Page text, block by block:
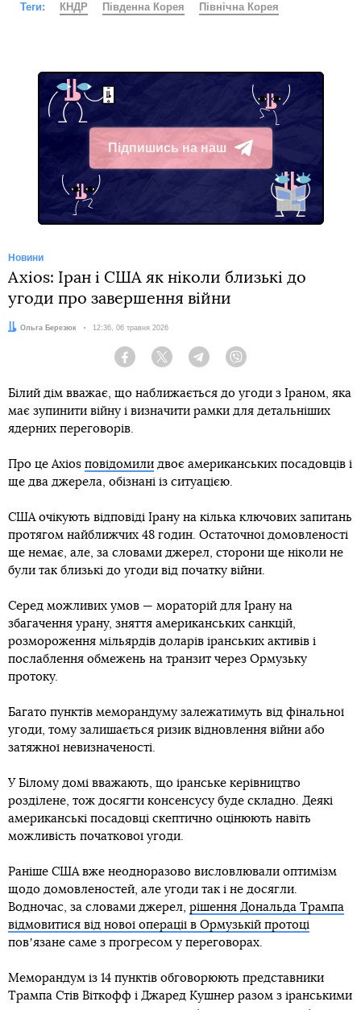
Теги: КНДР Південна Корея Північна Корея
Підпишись на наш
Telegram
Новини
Axios: Іран і США як ніколи близькі до
угоди про завершення війни
Автор:
Ольга Березюк Дата:
12:36, 06 травня 2026
Facebook Twitter Telegram
Білий дім вважає, що наближається до угоди з Іраном, яка
має зупинити війну і визначити рамки для детальніших
ядерних переговорів.
Про це Axios повідомили двоє американських посадовців і
ще два джерела, обізнані із ситуацією.
США очікують відповіді Ірану на кілька ключових запитань
протягом найближчих 48 годин. Остаточної домовленості
ще немає, але, за словами джерел, сторони ще ніколи не
були так близькі до угоди від початку війни.
Серед можливих умов — мораторій для Ірану на
збагачення урану, зняття американських санкцій,
розмороження мільярдів доларів іранських активів і
послаблення обмежень на транзит через Ормузьку
протоку.
Багато пунктів меморандуму залежатимуть від фінальної
угоди, тому залишається ризик відновлення війни або
затяжної невизначеності.
У Білому домі вважають, що іранське керівництво
розділене, тож досягти консенсусу буде складно. Деякі
американські посадовці скептично оцінюють навіть
можливість початкової угоди.
Раніше США вже неодноразово висловлювали оптимізм
щодо домовленостей, але угоди так і не досягли.
Водночас, за словами джерел, рішення Дональда Трампа
відмовитися від нової операції в Ормузькій протоці
повʼязане саме з прогресом у переговорах.
Меморандум із 14 пунктів обговорюють представники
Трампа Стів Віткофф і Джаред Кушнер разом з іранськими